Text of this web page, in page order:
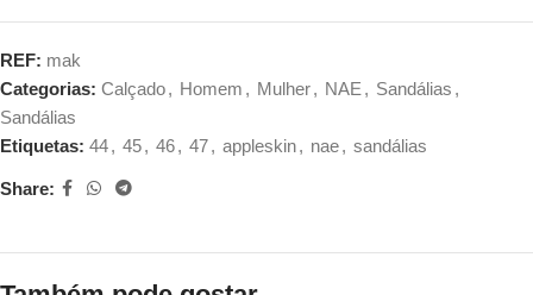
REF: mak
Categorias: Calçado, Homem , Mulher, NAE , Sandálias ,
Sandálias
Etiquetas: 44, 45, 46, 47, appleskin, nae, sandálias
Share: